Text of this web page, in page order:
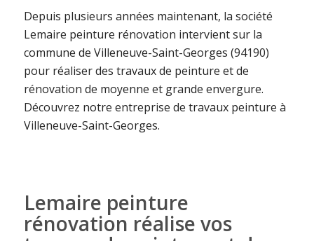
Depuis plusieurs années maintenant, la société
Lemaire peinture rénovation intervient sur la
commune de Villeneuve-Saint-Georges (94190)
pour réaliser des travaux de peinture et de
rénovation de moyenne et grande envergure.
Découvrez notre entreprise de travaux peinture à
Villeneuve-Saint-Georges.
Lemaire peinture
rénovation réalise vos